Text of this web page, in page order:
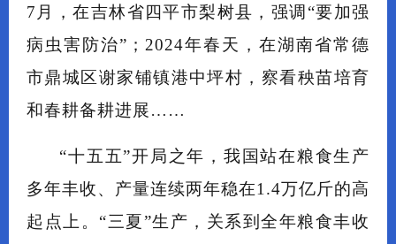
7月，在吉林省四平市梨树县，强调“要加强
病虫害防治”；2024年春天，在湖南省常德
市鼎城区谢家铺镇港中坪村，察看秧苗培育
和春耕备耕进展……
“十五五”开局之年，我国站在粮食生产
多年丰收、产量连续两年稳在1.4万亿斤的高
起点上。“三夏”生产，关系到全年粮食丰收